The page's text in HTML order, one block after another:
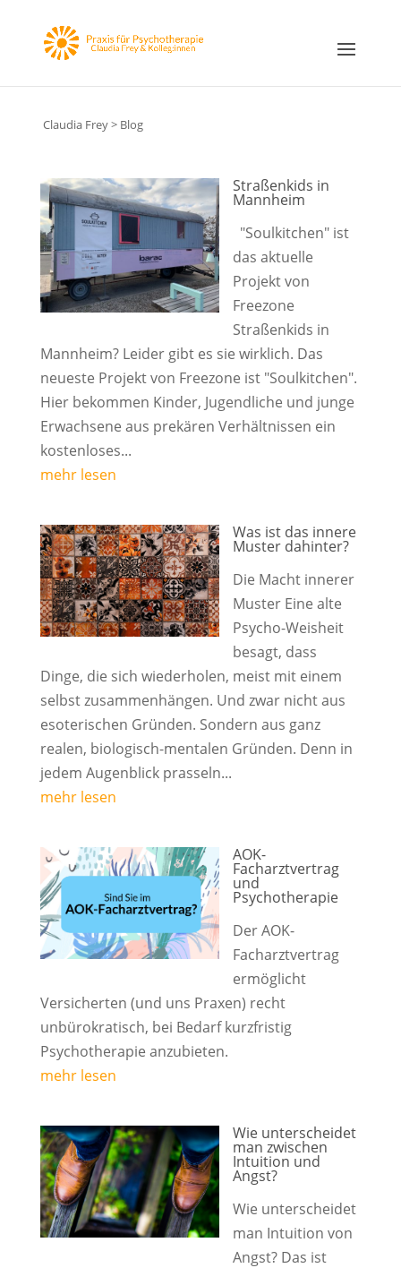
Claudia Frey> Blog
Straßenkids in
Mannheim
"Soulkitchen" ist
das aktuelle
Projekt von
Freezone
Straßenkids in
Mannheim? Leider gibt es sie wirklich. Das
neueste Projekt von Freezone ist "Soulkitchen".
Hier bekommen Kinder, Jugendliche und junge
Erwachsene aus prekären Verhältnissen ein
kostenloses...
mehr lesen
Was ist das innere
Muster dahinter?
Die Macht innerer
Muster Eine alte
Psycho-Weisheit
besagt, dass
Dinge, die sich wiederholen, meist mit einem
selbst zusammenhängen. Und zwar nicht aus
esoterischen Gründen. Sondern aus ganz
realen, biologisch-mentalen Gründen. Denn in
jedem Augenblick prasseln...
mehr lesen
AOK-
Facharztvertrag
und
Psychotherapie
Der AOK-
Facharztvertrag
ermöglicht
Versicherten (und uns Praxen) recht
unbürokratisch, bei Bedarf kurzfristig
Psychotherapie anzubieten.
mehr lesen
Wie unterscheidet
man zwischen
Intuition und
Angst?
Wie unterscheidet
man Intuition von
Angst? Das ist